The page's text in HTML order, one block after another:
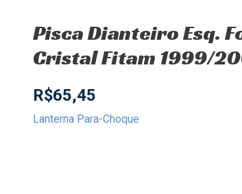
Pisca Dianteiro Esq.
Cristal Fitam 1999/
R$65,45
Lanterna Para-Choque